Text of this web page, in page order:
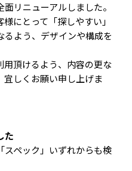
リニューアルしました。
にとって「探しやすい」
るよう、デザインや構成を
頂けるよう、内容の更な
しくお願い申し上げま
た
ペック」いずれからも検